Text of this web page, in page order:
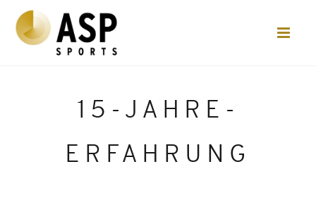
15-JAHRE-
ERFAHRUNG